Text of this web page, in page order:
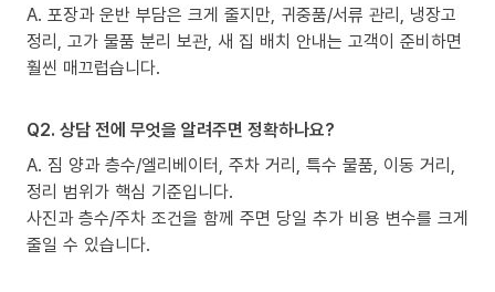
A. 포장과 운반 부담은 크게 줄지만, 귀중품/서류 관리, 냉장고
정리, 고가 물품 분리 보관, 새 집 배치 안내는 고객이 준비하면
훨씬 매끄럽습니다.
Q2. 상담 전에 무엇을 알려주면 정확하나요?
A. 짐 양과 층수/엘리베이터, 주차 거리, 특수 물품, 이동 거리,
정리 범위가 핵심 기준입니다.
사진과 층수/주차 조건을 함께 주면 당일 추가 비용 변수를 크게
줄일 수 있습니다.